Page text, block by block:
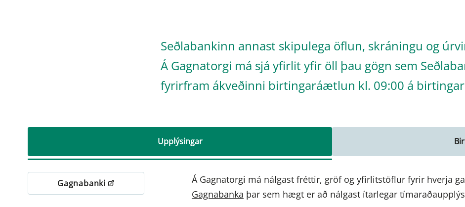
Seðlabankinn annast skipulega öflun, skráningu og
Á Gagnatorgi má sjá yfirlit yfir öll þau gögn sem
fyrirfram ákveðinni birtingaráætlun kl. 09:00 á
Upplýsingar
Gagnabanki
Á Gagnatorgi má nálgast fréttir, gröf og yfirlitstöflur fyrir hverja
Gagnabanka þar sem hægt er að nálgast ítarlegar